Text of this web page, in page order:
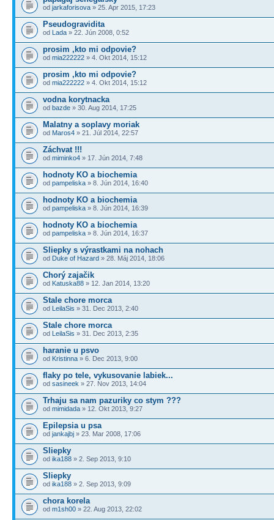
od jarkaforisova » 25. Apr 2015, 17:23
Pseudogravidita
od Lada » 22. Jún 2008, 0:52
prosim ,kto mi odpovie?
od mia222222 » 4. Okt 2014, 15:12
prosim ,kto mi odpovie?
od mia222222 » 4. Okt 2014, 15:12
vodna korytnacka
od bazde » 30. Aug 2014, 17:25
Malatny a soplavy moriak
od Maros4 » 21. Júl 2014, 22:57
Záchvat !!!
od miminko4 » 17. Jún 2014, 7:48
hodnoty KO a biochemia
od pampeliska » 8. Jún 2014, 16:40
hodnoty KO a biochemia
od pampeliska » 8. Jún 2014, 16:39
hodnoty KO a biochemia
od pampeliska » 8. Jún 2014, 16:37
Sliepky s výrastkami na nohach
od Duke of Hazard » 28. Máj 2014, 18:06
Chorý zajačik
od Katuska88 » 12. Jan 2014, 13:20
Stale chore morca
od LeilaSis » 31. Dec 2013, 2:40
Stale chore morca
od LeilaSis » 31. Dec 2013, 2:35
haranie u psvo
od Kristinna » 6. Dec 2013, 9:00
flaky po tele, vykusovanie labiek...
od sasineek » 27. Nov 2013, 14:04
Trhaju sa nam pazuriky co stym ???
od mimidada » 12. Okt 2013, 9:27
Epilepsia u psa
od jankajbj » 23. Mar 2008, 17:06
Sliepky
od ika188 » 2. Sep 2013, 9:10
Sliepky
od ika188 » 2. Sep 2013, 9:09
chora korela
od m1sh00 » 22. Aug 2013, 22:02